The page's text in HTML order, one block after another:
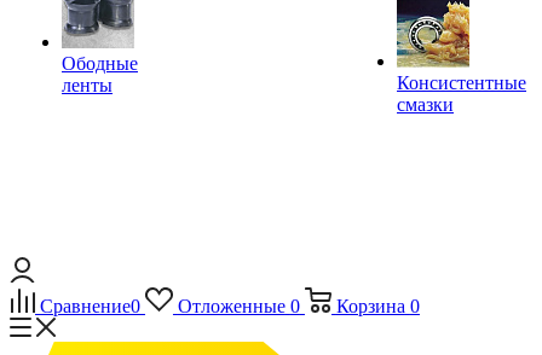
Ободные
ленты
Консистентные
смазки
Сравнение0 Отложенные 0 Корзина 0